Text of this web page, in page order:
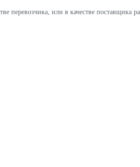
перевозчика, или в качестве поставщика